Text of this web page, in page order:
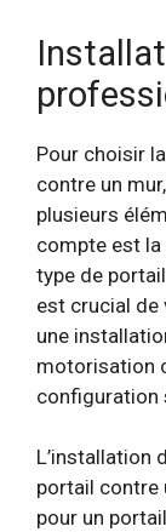
Pour choisir la
contre un
plusieurs
compte est
type de
est crucial de
une
motorisation
configuration
L’installation
portail contre
pour un